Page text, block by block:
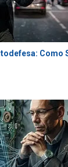
Como